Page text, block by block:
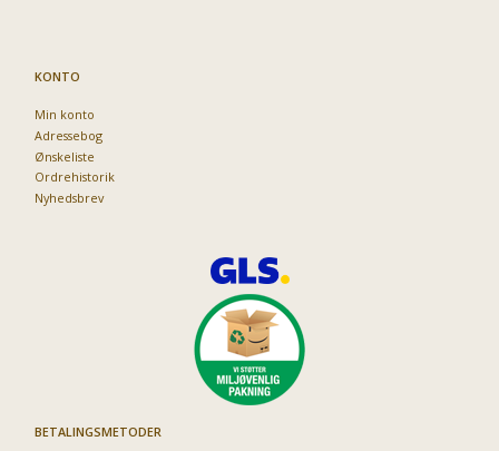
KONTO
Min konto
Adressebog
Ønskeliste
Ordrehistorik
Nyhedsbrev
BETALINGSMETODER